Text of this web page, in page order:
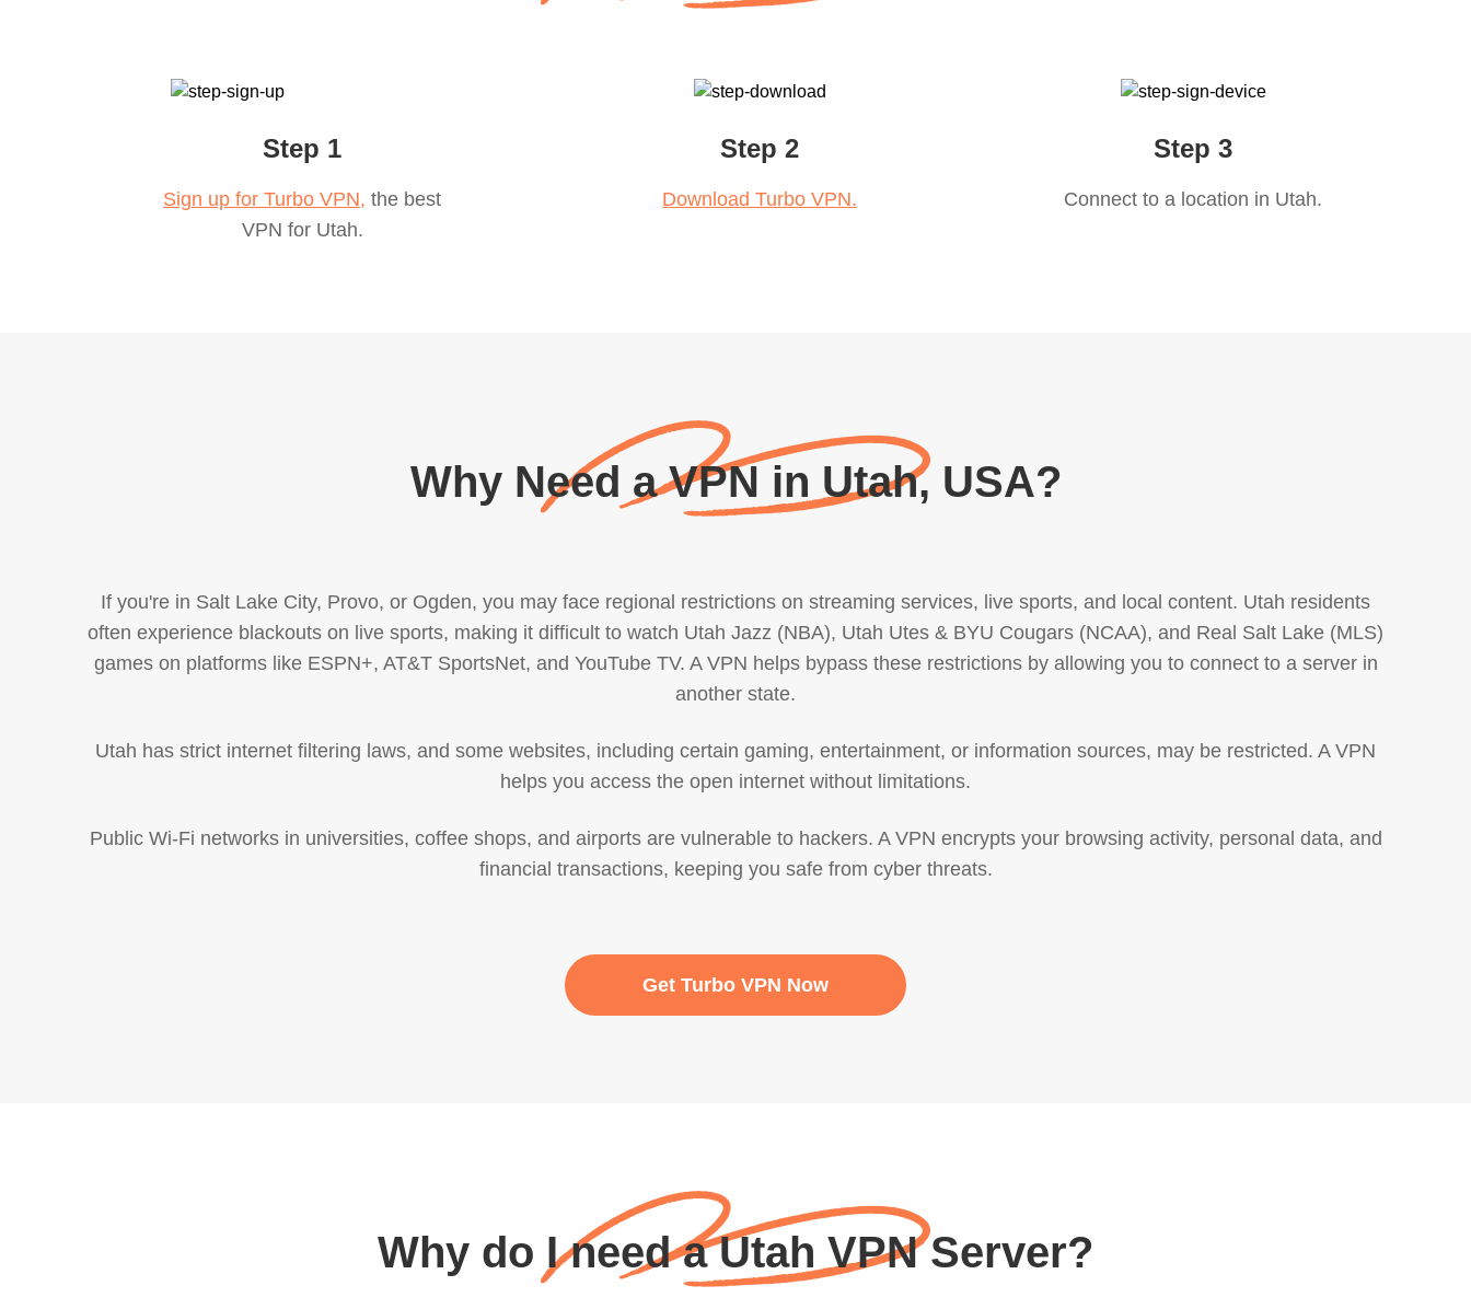
Step 1
Sign up for Turbo VPN, the best
VPN for Utah.
Step 2
Download Turbo VPN.
Step 3
Connect to a location in Utah.
Why Need a VPN in Utah, USA?
If you're in Salt Lake City, Provo, or Ogden, you may face regional restrictions on streaming services, live sports, and local content. Utah residents
often experience blackouts on live sports, making it difficult to watch Utah Jazz (NBA), Utah Utes & BYU Cougars (NCAA), and Real Salt Lake (MLS)
games on platforms like ESPN+, AT&T SportsNet, and YouTube TV. A VPN helps bypass these restrictions by allowing you to connect to a server in
another state.
Utah has strict internet filtering laws, and some websites, including certain gaming, entertainment, or information sources, may be restricted. A VPN
helps you access the open internet without limitations.
Public Wi-Fi networks in universities, coffee shops, and airports are vulnerable to hackers. A VPN encrypts your browsing activity, personal data, and
financial transactions, keeping you safe from cyber threats.
Get Turbo VPN Now
Why do I need a Utah VPN Server?